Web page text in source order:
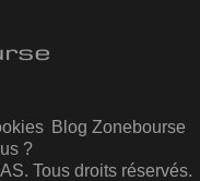
Blog Zonebourse
?
Tous droits réservés.